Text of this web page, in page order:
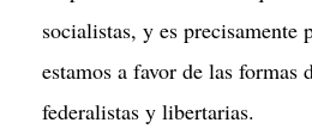
socialistas, y es precisamente
estamos a favor de las formas
federalistas y libertarias.